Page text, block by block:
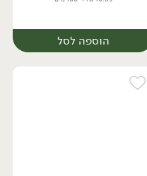
הוספה לסל